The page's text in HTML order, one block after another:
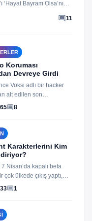
Bayram Olsa’nın
comment11
Koruması
Devreye Girdi
Voksi adlı bir hacker
alt edilen son
yıkılmaz korsan
comment8
Karakterlerini Kim
Nisan’da kapalı beta
çok ülkede çıkış yaptı,
ve oynayanlar...
comment1